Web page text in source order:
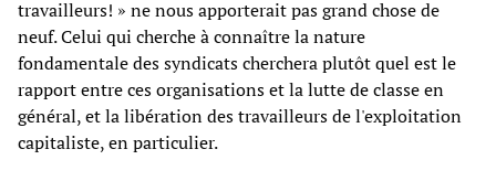
travailleurs! » ne nous apporterait pas grand chose de
neuf. Celui qui cherche à connaître la nature
fondamentale des syndicats cherchera plutôt quel est le
rapport entre ces organisations et la lutte de classe en
général, et la libération des travailleurs de l'exploitation
capitaliste, en particulier.